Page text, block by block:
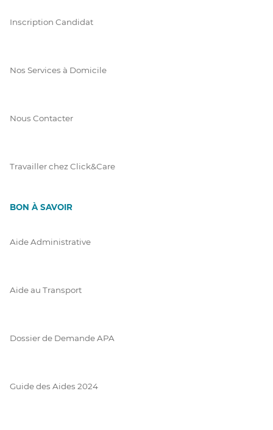
Inscription Candidat
Nos Services à Domicile
Nous Contacter
Travailler chez Click&Care
BON À SAVOIR
Aide Administrative
Aide au Transport
Dossier de Demande APA
Guide des Aides 2024